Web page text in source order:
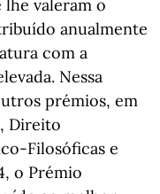
lhe valeram o
anualmente
com a
Nessa
prémios, em
Direito
Filosóficas e
o Prémio